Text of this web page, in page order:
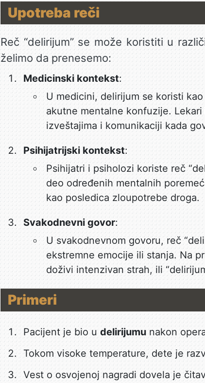
Upotreba reči
Reč “delirijum” se može koristiti u
želimo da prenesemo:
Medicinski kontekst:
U medicini, delirijum se koristi
akutne mentalne konfuzije.
izveštajima i komunikaciji kada
Psihijatrijski kontekst:
Psihijatri i psiholozi koriste reč
deo određenih mentalnih
kao posledica zloupotrebe droga.
Svakodnevni govor:
U svakodnevnom govoru, reč
ekstremne emocije ili stanja. Na
doživi intenzivan strah, ili
Primeri
Pacijent je bio udelirijumunakon
Tokom visoke temperature, dete je
Vest o osvojenoj nagradi dovela je